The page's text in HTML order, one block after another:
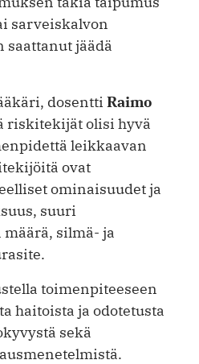
sarveiskalvon
jäädä
dosentti Raimo
riskitekijät olisi hyvä
leikkaavan
ovat
ominaisuudet ja
suuri
silmä- ja
toimenpiteeseen
haitoista ja odotetusta
sekä